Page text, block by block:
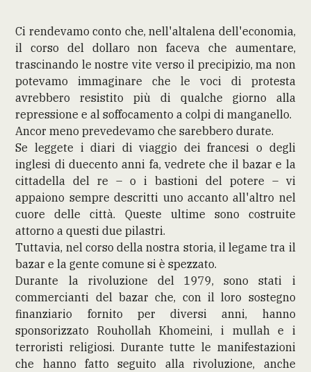
Ci rendevamo conto che, nell'altalena dell'economia,
il corso del dollaro non faceva che aumentare,
trascinando le nostre vite verso il precipizio, ma non
potevamo immaginare che le voci di protesta
avrebbero resistito più di qualche giorno alla
repressione e al soffocamento a colpi di manganello.
Ancor meno prevedevamo che sarebbero durate.
Se leggete i diari di viaggio dei francesi o degli
inglesi di duecento anni fa, vedrete che il bazar e la
cittadella del re – o i bastioni del potere – vi
appaiono sempre descritti uno accanto all'altro nel
cuore delle città. Queste ultime sono costruite
attorno a questi due pilastri.
Tuttavia, nel corso della nostra storia, il legame tra il
bazar e la gente comune si è spezzato.
Durante la rivoluzione del 1979, sono stati i
commercianti del bazar che, con il loro sostegno
finanziario fornito per diversi anni, hanno
sponsorizzato Rouhollah Khomeini, i mullah e i
terroristi religiosi. Durante tutte le manifestazioni
che hanno fatto seguito alla rivoluzione, anche